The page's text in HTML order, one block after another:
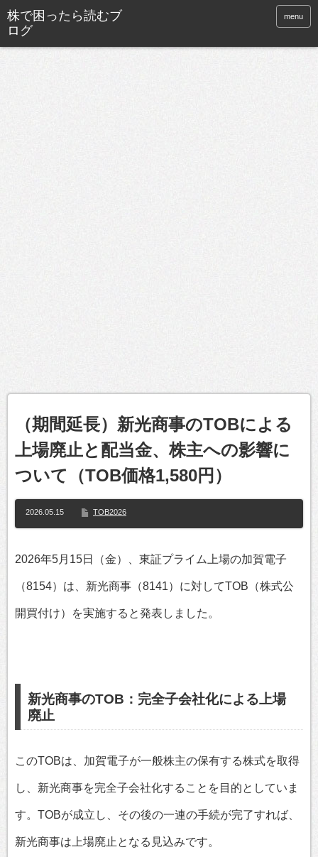
株で困ったら読むブ
ログ
menu
（期間延長）新光商事のTOBによる
上場廃止と配当金、株主への影響に
ついて（TOB価格1,580円）
2026.05.15 TOB2026
2026年5月15日（金）、東証プライム上場の加賀電子
（8154）は、新光商事（8141）に対してTOB（株式公
開買付け）を実施すると発表しました。
新光商事のTOB：完全子会社化による上場
廃止
このTOBは、加賀電子が一般株主の保有する株式を取得
し、新光商事を完全子会社化することを目的としていま
す。TOBが成立し、その後の一連の手続が完了すれば、
新光商事は上場廃止となる見込みです。